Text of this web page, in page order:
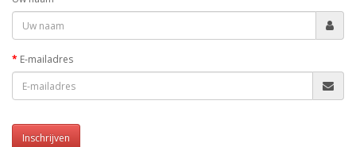
E-mailadres
Inschrijven